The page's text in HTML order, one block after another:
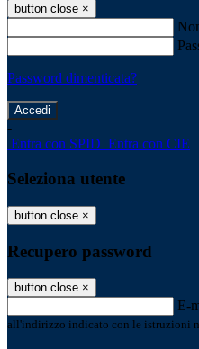
button close ×
Password dimenticata?
-
Entra con SPID Entra con CIE
Seleziona utente
button close ×
Recupero password
button close ×
E-
all'indirizzo indicato con le istruzioni